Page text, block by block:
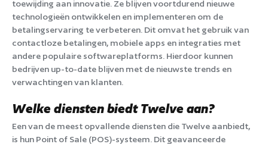
toewijding aan innovatie. Ze blijven voortdurend nieuwe
technologieën ontwikkelen en implementeren om de
betalingservaring te verbeteren. Dit omvat het gebruik van
contactloze betalingen, mobiele apps en integraties met
andere populaire softwareplatforms. Hierdoor kunnen
bedrijven up-to-date blijven met de nieuwste trends en
verwachtingen van klanten.
Welke diensten biedt Twelve aan?
Een van de meest opvallende diensten die Twelve aanbiedt,
is hun Point of Sale (POS)-systeem. Dit geavanceerde